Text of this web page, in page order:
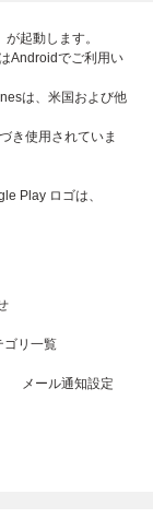
起動します。
Androidでご利用い
は、米国および他
き使用されていま
Play ロゴは、
ゴリ一覧
メール通知設定